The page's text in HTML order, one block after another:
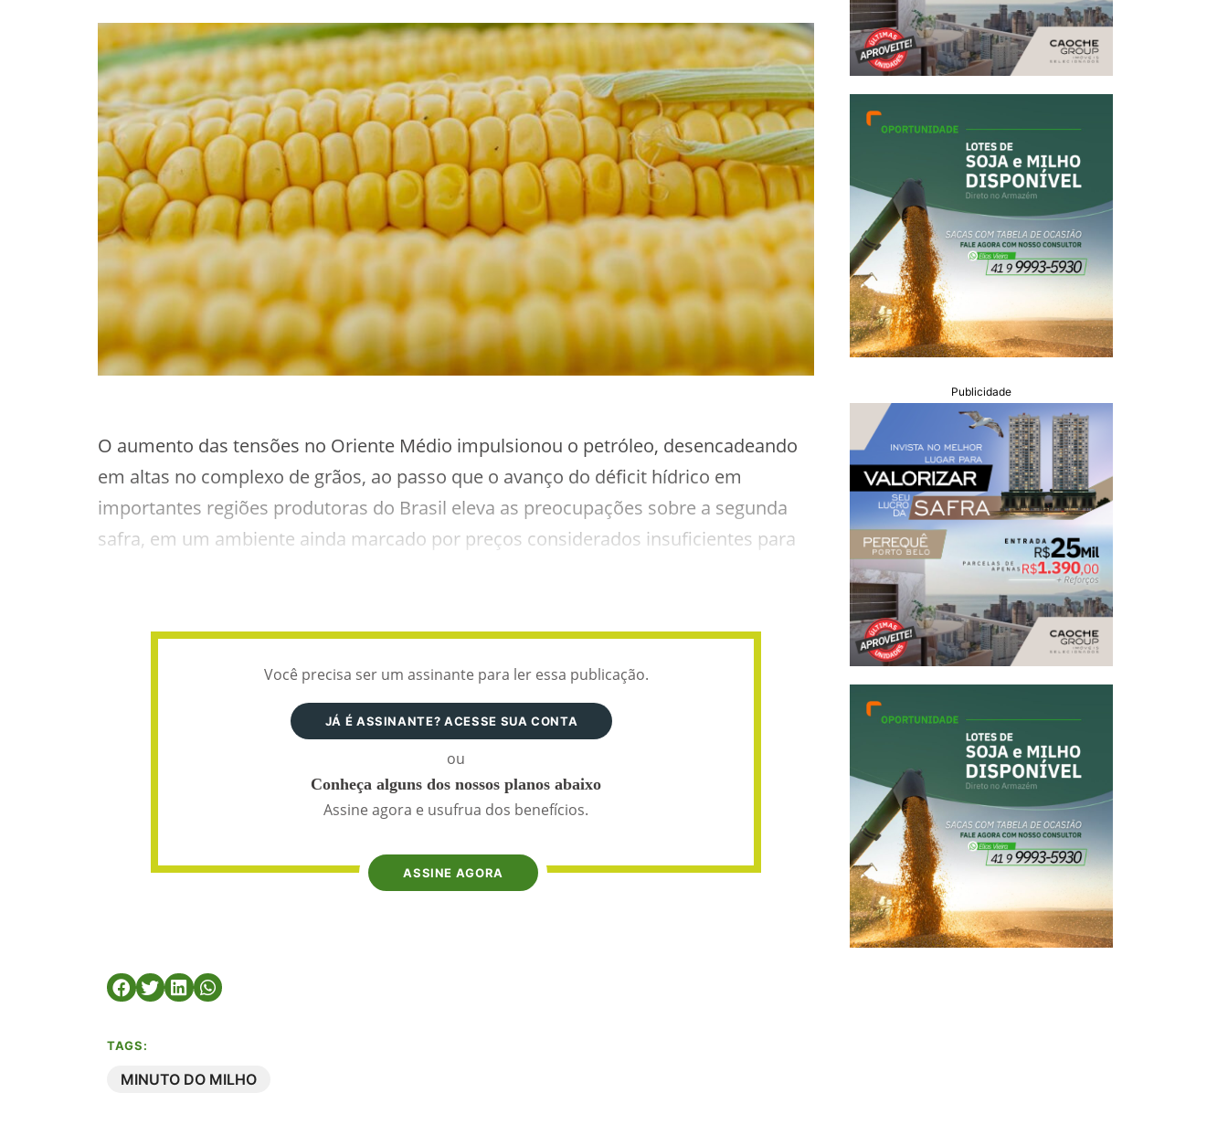
O aumento das tensões no Oriente Médio impulsionou o petróleo, desencadeando
em altas no complexo de grãos, ao passo que o avanço do déficit hídrico em
importantes regiões produtoras do Brasil eleva as preocupações sobre a segunda
safra, em um ambiente ainda marcado por preços considerados insuficientes para
Você precisa ser um assinante para ler essa publicação.
JÁ É ASSINANTE? ACESSE SUA CONTA
ou
Conheça alguns dos nossos planos abaixo
Assine agora e usufrua dos benefícios.
ASSINE AGORA
TAGS:
MINUTO DO MILHO
Publicidade